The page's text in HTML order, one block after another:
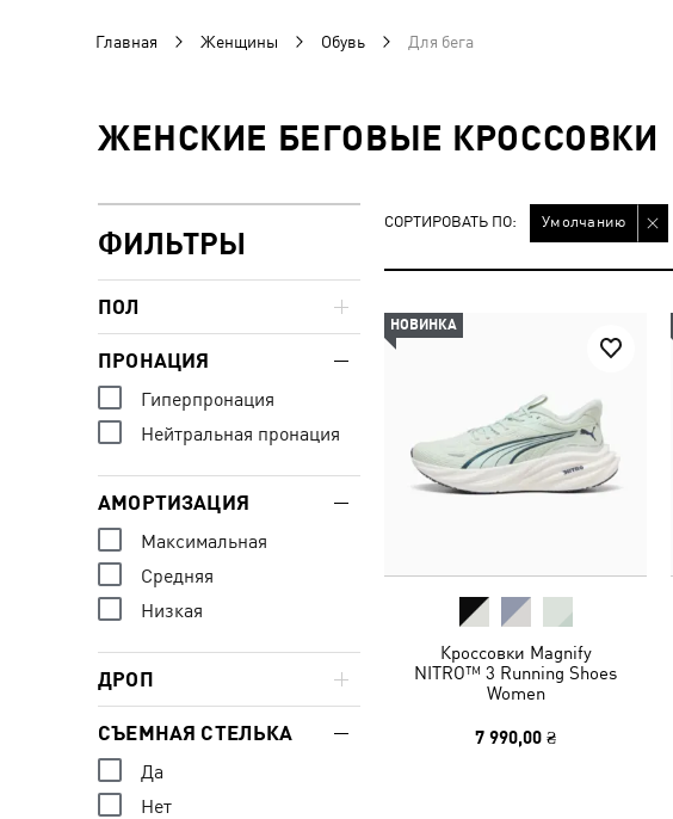
Главная Женщины Обувь Для бега
ЖЕНСКИЕ БЕГОВЫЕ КРОССОВКИ
СОРТИРОВАТЬ ПО: Умолчанию
НОВИНКА
Кроссовки Magnify
NITRO™ 3 Running Shoes
Women
7 990,00 ₴
ФИЛЬТРЫ
ПОЛ
ПРОНАЦИЯ
Гиперпронация
Нейтральная пронация
АМОРТИЗАЦИЯ
Максимальная
Средняя
Низкая
ДРОП
СЪЕМНАЯ СТЕЛЬКА
Да
Нет